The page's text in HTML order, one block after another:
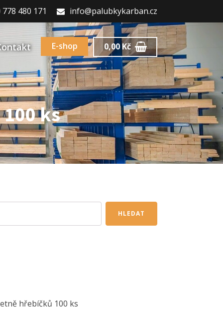
778 480 171 info@palubkykarban.cz
E-shop 0,00 Kč
ks
HLEDAT
hřebíčků 100 ks